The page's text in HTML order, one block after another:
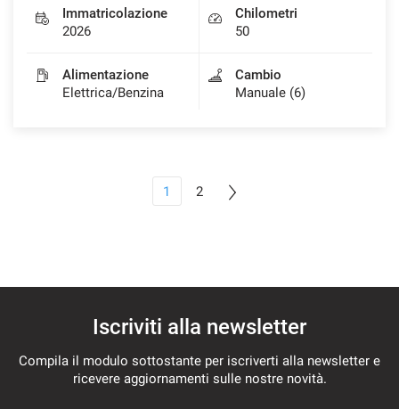
Immatricolazione
2026
Chilometri
50
Alimentazione
Elettrica/Benzina
Cambio
Manuale (6)
1 2
Iscriviti alla newsletter
Compila il modulo sottostante per iscriverti alla newsletter e
ricevere aggiornamenti sulle nostre novità.